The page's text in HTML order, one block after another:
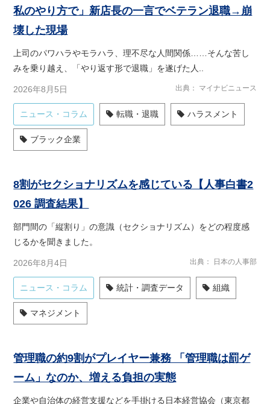
私のやり方で」新店長の一言でベテラン退職→崩
壊した現場
上司のパワハラやモラハラ、理不尽な人間関係……そんな苦し
みを乗り越え、「やり返す形で退職」を遂げた人..
2026年8月5日 出典 マイナビニュース
ニュース・コラム 転職・退職 ハラスメント
ブラック企業
8割がセクショナリズムを感じている【人事白書2
026 調査結果】
部門間の「縦割り」の意識（セクショナリズム）をどの程度感
じるかを聞きました。
2026年8月4日 出典 日本の人事部
ニュース・コラム 統計・調査データ 組織
マネジメント
管理職の約9割がプレイヤー兼務 「管理職は罰ゲ
ーム」なのか、増える負担の実態
企業や自治体の経営支援などを手掛ける日本経営協会（東京都